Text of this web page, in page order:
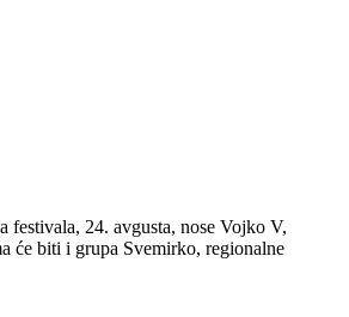
festivala, 24. avgusta, nose Vojko V,
će biti i grupa Svemirko, regionalne